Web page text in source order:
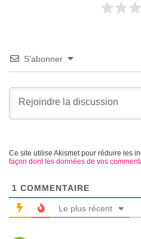
S’abonner
Ce site utilise Akismet pour réduire les
façon dont les données de vos
1 COMMENTAIRE
Le plus récent